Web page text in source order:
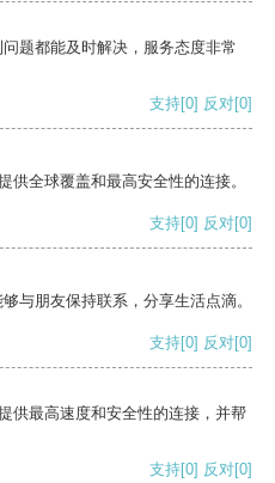
题都能及时解决，服务态度非常
支持[0] 反对[0]
全球覆盖和最高安全性的连接。
支持[0] 反对[0]
与朋友保持联系，分享生活点滴。
支持[0] 反对[0]
供最高速度和安全性的连接，并帮
支持[0] 反对[0]